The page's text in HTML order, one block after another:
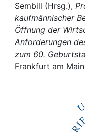
Help
Sembill (Hrsg.),
kaufmännischer
Öffnung der
Anforderungen
zum 60.
Frankfurt am